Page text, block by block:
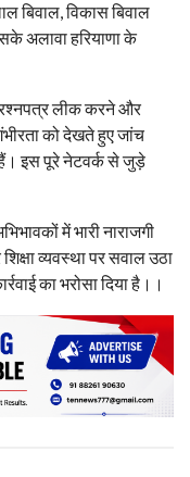
बिवाल, विकास बिवाल
अलावा हरियाणा के
लीक करने और
को देखते हुए जांच
हैं। इस पूरे नेटवर्क से जुड़े
में भारी नाराजगी
व्यवस्था पर सवाल उठा
का भरोसा दिया है।।